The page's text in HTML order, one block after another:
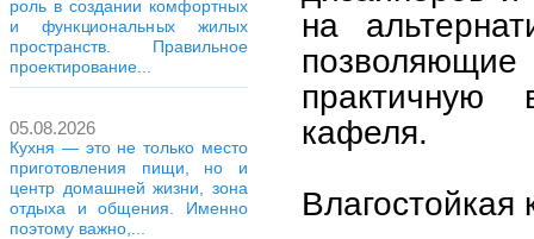
роль в создании комфортных
и функциональных жилых
пространств. Правильное
проектирование...
05.08.2026
Кухня — это не только место
приготовления пищи, но и
центр домашней жизни, зона
отдыха и общения. Именно
поэтому важно,...
на
практичную
кафеля.
Влагостойкая